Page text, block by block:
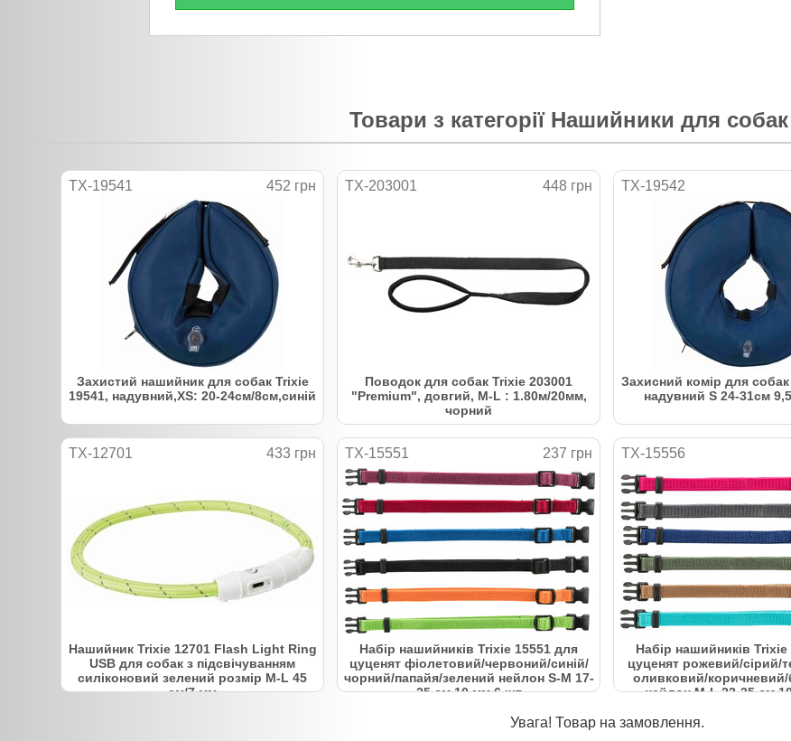
Товари з категорії Нашийники для собак
TX-19541 452 грн
Захистий нашийник для собак Trixie
19541, надувний,XS: 20-24см/8см,синій
TX-203001 448 грн
Поводок для собак Trixie 203001
"Premium", довгий, M-L : 1.80м/20мм,
чорний
TX-19542
Захисний комір для
надувний S 24-31см
TX-12701 433 грн
Нашийник Trixie 12701 Flash Light Ring
USB для собак з підсвічуванням
силіконовий зелений розмір M-L 45
см/7 мм
TX-15551 237 грн
Набір нашийників Trixie 15551 для
цуценят фіолетовий/червоний/синій/
чорний/папайя/зелений нейлон S-M 17-
25 см 10 мм 6 шт
TX-15556
Набір нашийників
цуценят рожевий/сірий/
оливковий/
нейлон M-L 22-35 см
Увага! Товар на замовлення.